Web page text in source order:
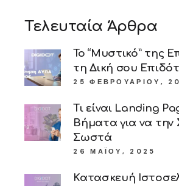
Τελευταία Άρθρα
Το “Μυστικό” της
τη Δική σου
25 ΦΕΒΡΟΥΑΡΊΟΥ,
Τι είναι Landing
Βήματα για να την
Σωστά
26 ΜΑΪ́ΟΥ, 2025
Κατασκευή